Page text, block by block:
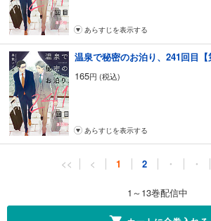
あらすじを表示する
温泉で秘密のお泊り、241回目【
165円 (税込)
あらすじを表示する
温泉で秘密のお泊り、241回目【
<< < 1 2 ・ ・
1～13巻配信中